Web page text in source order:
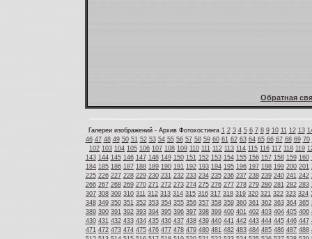
Обратная
Галереи изображений - Архив Фотохостинга 1 2 3 4 5 6 7 8 9 10 11 12 13
46 47 48 49 50 51 52 53 54 55 56 57 58 59 60 61 62 63 64 65 66 67 68 69 70
102 103 104 105 106 107 108 109 110 111 112 113 114 115 116 117 118 119
143 144 145 146 147 148 149 150 151 152 153 154 155 156 157 158 159 160
184 185 186 187 188 189 190 191 192 193 194 195 196 197 198 199 200 201
225 226 227 228 229 230 231 232 233 234 235 236 237 238 239 240 241 242
266 267 268 269 270 271 272 273 274 275 276 277 278 279 280 281 282 283
307 308 309 310 311 312 313 314 315 316 317 318 319 320 321 322 323 324
348 349 350 351 352 353 354 355 356 357 358 359 360 361 362 363 364 365
389 390 391 392 393 394 395 396 397 398 399 400 401 402 403 404 405 406
430 431 432 433 434 435 436 437 438 439 440 441 442 443 444 445 446 447
471 472 473 474 475 476 477 478 479 480 481 482 483 484 485 486 487 488